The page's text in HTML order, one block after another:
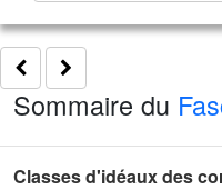
Sommaire du
Classes d'idéaux des